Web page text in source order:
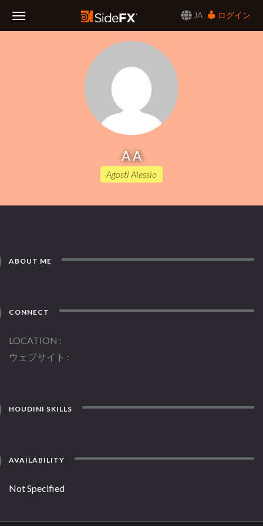
JA
ログイン
A A
Agosti Alessio
ABOUT ME
CONNECT
LOCATION
ウェブサイト
HOUDINI SKILLS
AVAILABILITY
Not Specified